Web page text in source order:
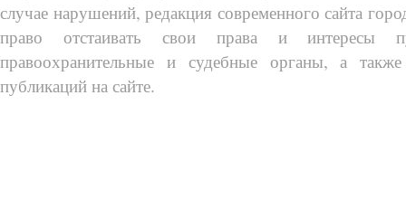
случае нарушений, редакция современного сайта
право отстаивать свои права и интересы
правоохранительные и судебные органы, а
публикаций на сайте.